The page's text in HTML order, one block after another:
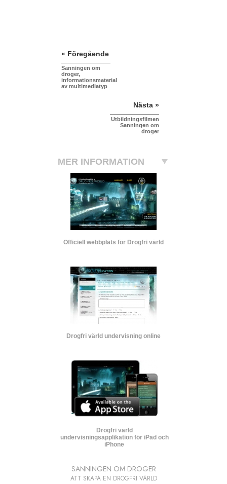
« Föregående
Sanningen om
droger,
informationsmaterial
av multimediatyp
Nästa »
Utbildningsfilmen
Sanningen om
droger
MER INFORMATION
Officiell webbplats för Drogfri värld
Drogfri värld undervisning online
Drogfri värld
undervisningsapplikation för iPad och
iPhone
SANNINGEN OM DROGER
ATT SKAPA EN DROGFRI VÄRLD